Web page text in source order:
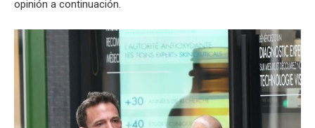
opinión a continuación.